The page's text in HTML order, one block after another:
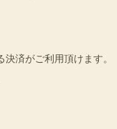
済がご利用頂けます。